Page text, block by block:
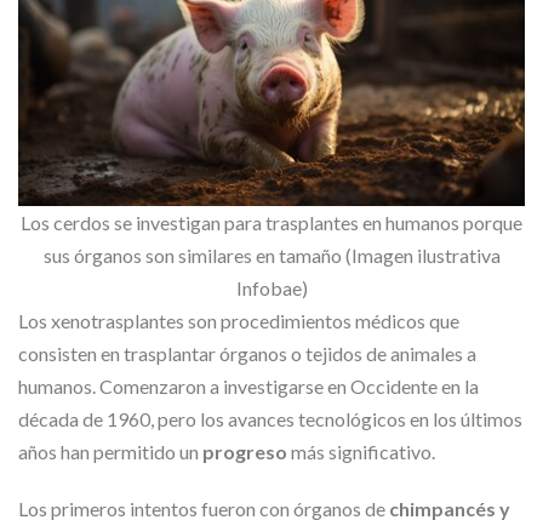
Los cerdos se investigan para trasplantes en humanos porque
sus órganos son similares en tamaño (Imagen ilustrativa
Infobae)
Los xenotrasplantes son procedimientos médicos que
consisten en trasplantar órganos o tejidos de animales a
humanos. Comenzaron a investigarse en Occidente en la
década de 1960, pero los avances tecnológicos en los últimos
años han permitido un progreso más significativo.
Los primeros intentos fueron con órganos de chimpancés y